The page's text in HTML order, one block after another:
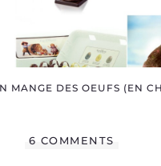
MANGE DES OEUFS (EN
6 COMMENTS